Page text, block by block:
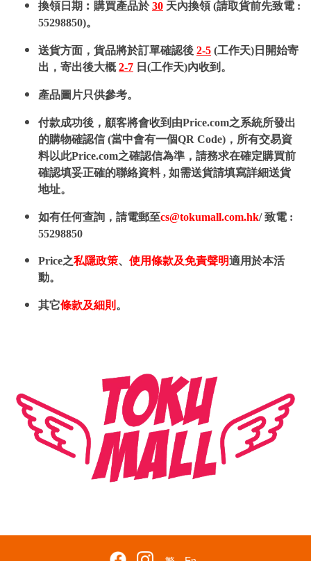
換領日期︰購買產品於30 天內換領 (請取貨前先致電 :
55298850)。
送貨方面，貨品將於訂單確認後 2-5 (工作天)日開始寄
出，寄出後大概2-7 日(工作天)內收到。
產品圖片只供參考。
付款成功後，顧客將會收到由Price.com之系統所發出
的購物確認信 (當中會有一個QR Code)，所有交易資
料以此Price.com之確認信為準，請務求在確定購買前
確認填妥正確的聯絡資料 , 如需送貨請填寫詳細送貨
地址。
如有任何查詢，請電郵至cs@tokumall.com.hk/ 致電 :
55298850
Price之私隱政策、 使用條款及免責聲明適用於本活
動。
其它條款及細則 。